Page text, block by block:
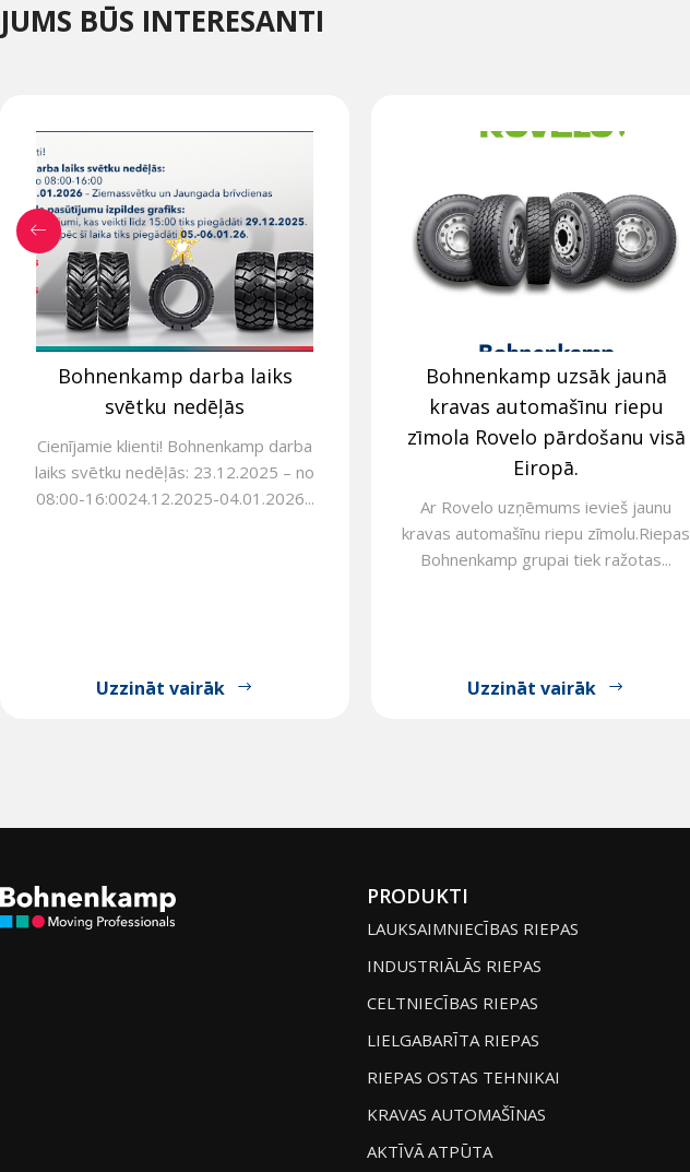
JUMS BŪS INTERESANTI
Bohnenkamp darba laiks
svētku nedēļās
Cienījamie klienti! Bohnenkamp darba
laiks svētku nedēļās: 23.12.2025 – no
08:00-16:0024.12.2025-04.01.2026...
Uzzināt vairāk
Bohnenkamp uzsāk jaunā
kravas automašīnu riepu
zīmola Rovelo pārdošanu visā
Eiropā.
Ar Rovelo uzņēmums ievieš jaunu
kravas automašīnu riepu zīmolu.Riepas
Bohnenkamp grupai tiek ražotas...
Uzzināt vairāk
PRODUKTI
LAUKSAIMNIECĪBAS RIEPAS
INDUSTRIĀLĀS RIEPAS
CELTNIECĪBAS RIEPAS
LIELGABARĪTA RIEPAS
RIEPAS OSTAS TEHNIKAI
KRAVAS AUTOMAŠĪNAS
AKTĪVĀ ATPŪTA